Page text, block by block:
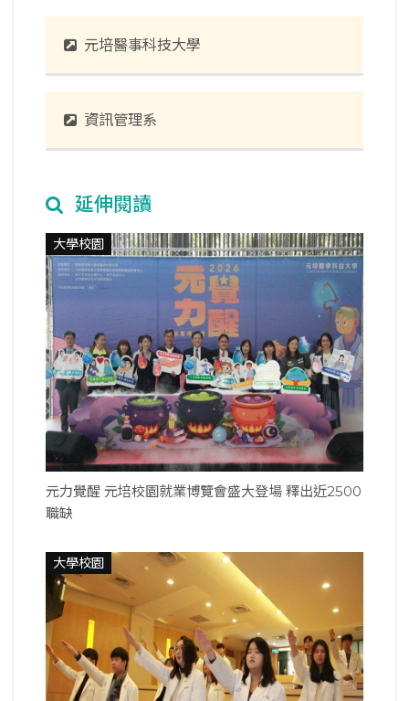
元培醫事科技大學
資訊管理系
延伸閱讀
大學校園
元力覺醒 元培校園就業博覽會盛大登場 釋出近2500
職缺
大學校園